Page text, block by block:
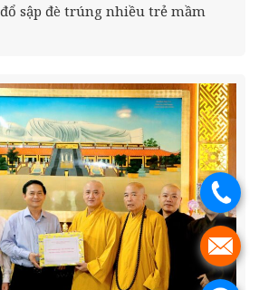
sập đè trúng nhiều trẻ mầm
.
.